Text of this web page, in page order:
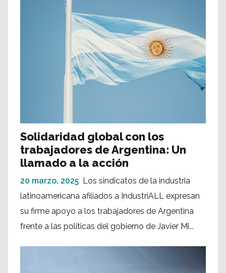
Solidaridad global con los
trabajadores de Argentina: Un
llamado a la acción
20 marzo, 2025 Los sindicatos de la industria
latinoamericana afiliados a IndustriALL expresan
su firme apoyo a los trabajadores de Argentina
frente a las políticas del gobierno de Javier Mi...